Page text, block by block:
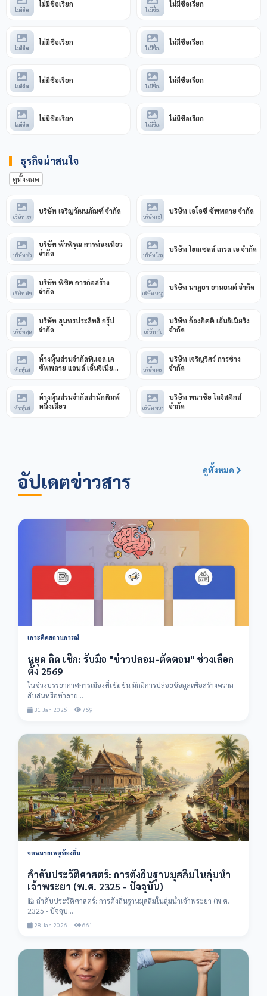
ไม่มีชื่อเ
ไม่มีชื่อเรียก
ไม่มีชื่อเ
ไม่มีชื่อเรียก
ไม่มีชื่อเ
ไม่มีชื่อเรียก
ไม่มีชื่อเ
ไม่มีชื่อเรียก
ไม่มีชื่อเ
ไม่มีชื่อเรียก
ไม่มีชื่อเ
ไม่มีชื่อเรียก
ไม่มีชื่อเ
ไม่มีชื่อเรียก
ไม่มีชื่อเ
ไม่มีชื่อเรียก
ธุรกิจน่าสนใจ
ดูทั้งหมด
บริษัท เจร
บริษัท เจริญวัฒนภัณฑ์ จำกัด
บริษัท เอโ
บริษัท เอโอซี ซัพพลาย จำกัด
บริษัท พัว
บริษัท พัวพิรุณ การท่องเที่ยว
จำกัด
บริษัท โฮล
บริษัท โฮลเซลล์ เกรด เอ จำกัด
บริษัท พิช
บริษัท พิชิต การก่อสร้าง
จำกัด
บริษัท นาฏ
บริษัท นาฏยา ยานยนต์ จำกัด
บริษัท สุน
บริษัท สุนทรประสิทธิ์ กรุ๊ป
จำกัด
บริษัท ก้อ
บริษัท ก้องกิตติ เอ็นจิเนียริ่ง
จำกัด
ห้างหุ้นส่
ห้างหุ้นส่วนจำกัดพี.เอส.เค
ซัพพลาย แอนด์ เอ็นจิเนีย
บริษัท เจร
บริษัท เจริญวิศว์ การช่าง
จำกัด
ห้างหุ้นส่
ห้างหุ้นส่วนจำกัดสำนักพิมพ์
หนึ่งเดียว
บริษัท พนา
บริษัท พนาชัย โลจิสติกส์
จำกัด
อัปเดตข่าวสาร ดูทั้งหมด
เกาะติดสถานการณ์
หยุด คิด เช็ก: รับมือ "ข่าวปลอม-ตัดตอน" ช่วงเลือก
ตั้ง 2569
ในช่วงบรรยากาศการเมืองที่เข้มข้น มักมีการปล่อยข้อมูลเพื่อสร้างความ
สับสนหรือทำลาย...
31 Jan 2026 769
จดหมายเหตุท้องถิ่น
ลำดับประวัติศาสตร์: การตั้งถิ่นฐานมุสลิมในลุ่มน้ำ
เจ้าพระยา (พ.ศ. 2325 - ปัจจุบัน)
🕌 ลำดับประวัติศาสตร์: การตั้งถิ่นฐานมุสลิมในลุ่มน้ำเจ้าพระยา (พ.ศ.
2325 - ปัจจุบ...
28 Jan 2026 661